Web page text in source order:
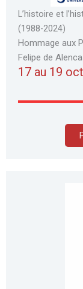
L’histoire et
(1988-2024)
Hommage aux
Felipe de
17 au 19